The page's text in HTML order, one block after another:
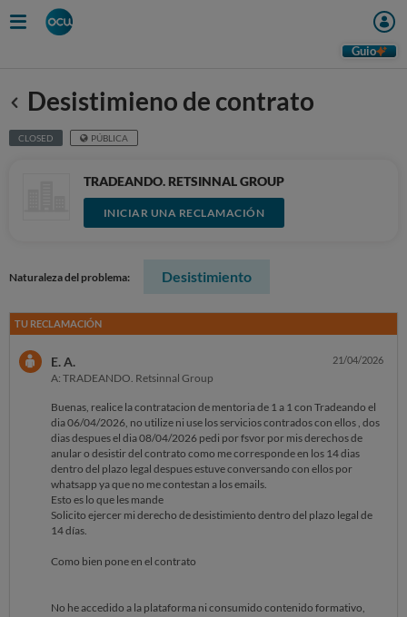
Guio
Anterior
Desistimieno de contrato
CLOSED PÚBLICA
TRADEANDO. RETSINNAL GROUP
INICIAR UNA RECLAMACIÓN
Naturaleza del problema: Desistimiento
TU RECLAMACIÓN
E. A.
A: TRADEANDO. Retsinnal Group
21/04/2026
Buenas, realice la contratacion de mentoria de 1 a 1 con Tradeando el
dia 06/04/2026, no utilize ni use los servicios contrados con ellos , dos
dias despues el dia 08/04/2026 pedi por fsvor por mis derechos de
anular o desistir del contrato como me corresponde en los 14 dias
dentro del plazo legal despues estuve conversando con ellos por
whatsapp ya que no me contestan a los emails.
Esto es lo que les mande
Solicito ejercer mi derecho de desistimiento dentro del plazo legal de
14 días.
Como bien pone en el contrato
No he accedido a la plataforma ni consumido contenido formativo,